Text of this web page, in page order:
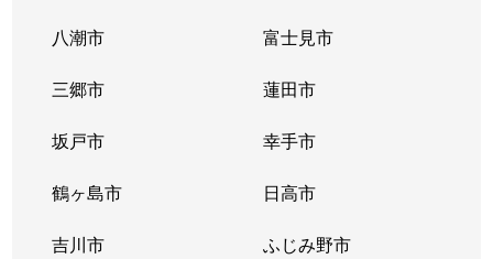
八潮市 富士見市
三郷市 蓮田市
坂戸市 幸手市
鶴ヶ島市 日高市
吉川市 ふじみ野市